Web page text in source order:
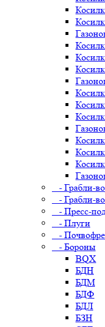
- Грабли-
- Грабли-
- Пресс-
- Плуги
-
- Бороны
BQX
БДН
БДМ
БДФ
БДЛ
БЗН